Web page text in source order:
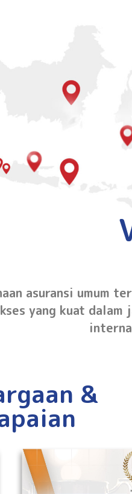
asuransi umum
yang kuat dalam
&